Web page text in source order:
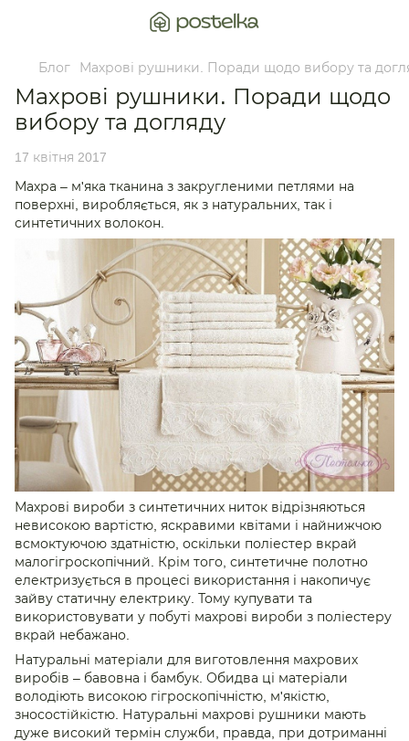
Блог Махрові рушники. Поради щодо вибору та
Махрові рушники. Поради щодо
вибору та догляду
17 квітня 2017
Махра – м'яка тканина з закругленими петлями на
поверхні, виробляється, як з натуральних, так і
синтетичних волокон.
Махрові вироби з синтетичних ниток відрізняються
невисокою вартістю, яскравими квітами і найнижчою
всмоктуючою здатністю, оскільки поліестер вкрай
малогігроскопічний. Крім того, синтетичне полотно
електризується в процесі використання і накопичує
зайву статичну електрику. Тому купувати та
використовувати у побуті махрові вироби з поліестеру
вкрай небажано.
Натуральні матеріали для виготовлення махрових
виробів – бавовна і бамбук. Обидва ці матеріали
володіють високою гігроскопічністю, м'якістю,
зносостійкістю. Натуральні махрові рушники мають
дуже високий термін служби, правда, при дотриманні